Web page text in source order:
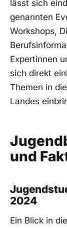
lässt sich
genannten
Workshops,
Expertinnen
sich direkt
Themen in
Landes
und
2024
Ein Blick in